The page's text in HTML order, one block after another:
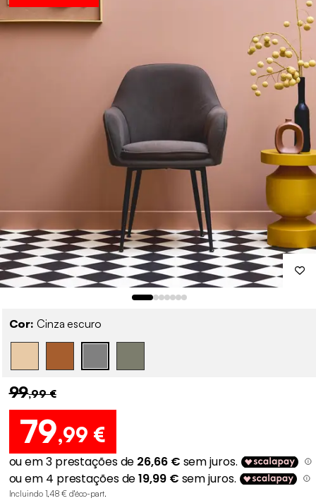
Cor: Cinza escuro
99,99 €
79,99 €
Incluindo 1,48 € d'éco-part.